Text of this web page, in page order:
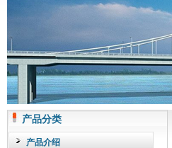
产品分类
产品介绍